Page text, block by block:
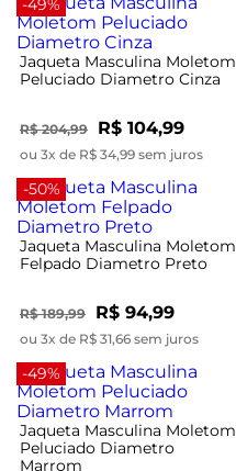
Jaqueta Masculina Moletom
Peluciado Diametro Cinza
R$ 204,99 R$ 104,99
ou 3x de R$ 34,99 sem juros
-50%
Jaqueta Masculina Moletom
Felpado Diametro Preto
R$ 189,99 R$ 94,99
ou 3x de R$ 31,66 sem juros
-49%
Jaqueta Masculina Moletom
Peluciado Diametro
Marrom